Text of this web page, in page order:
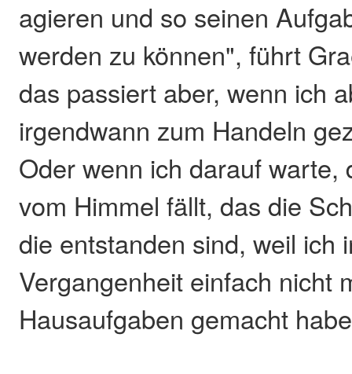
agieren und so seinen
werden zu können", führt
das passiert aber, wenn ich
irgendwann zum Handeln
Oder wenn ich darauf warte,
vom Himmel fällt, das die
die entstanden sind, weil ich
Vergangenheit einfach nicht
Hausaufgaben gemacht